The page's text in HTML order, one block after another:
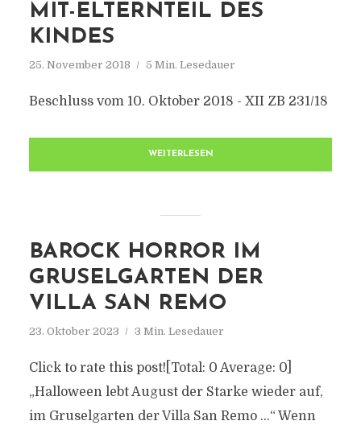
MIT-ELTERNTEIL DES
KINDES
25. November 2018 5 Min. Lesedauer
Beschluss vom 10. Oktober 2018 - XII ZB 231/18
WEITERLESEN
BAROCK HORROR IM
GRUSELGARTEN DER
VILLA SAN REMO
23. Oktober 2023 3 Min. Lesedauer
Click to rate this post![Total: 0 Average: 0]
„Halloween lebt August der Starke wieder auf,
im Gruselgarten der Villa San Remo …“ Wenn